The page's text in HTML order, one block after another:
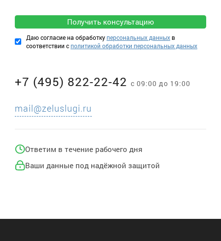
Получить консультацию
Даю согласие на обработкуперсональных данныхв
соответствии сполитикой обработки персональных данных
+7 (495) 822-22-42 с 09:00 до 19:00
mail@zeluslugi.ru
Ответим в течение рабочего дня
Ваши данные под надёжной защитой